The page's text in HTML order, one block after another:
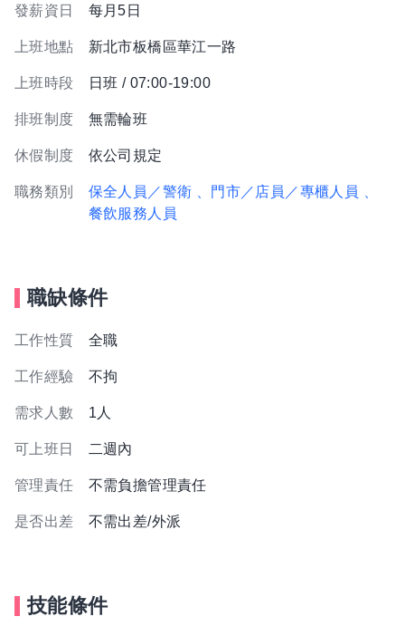
發薪資日 每月5日
上班地點 新北市板橋區華江一路
上班時段 日班 / 07:00-19:00
排班制度 無需輪班
休假制度 依公司規定
職務類別 保全人員／警衛 、門市／店員／專櫃人員
餐飲服務人員
職缺條件
工作性質 全職
工作經驗 不拘
需求人數 1人
可上班日 二週內
管理責任 不需負擔管理責任
是否出差 不需出差/外派
技能條件